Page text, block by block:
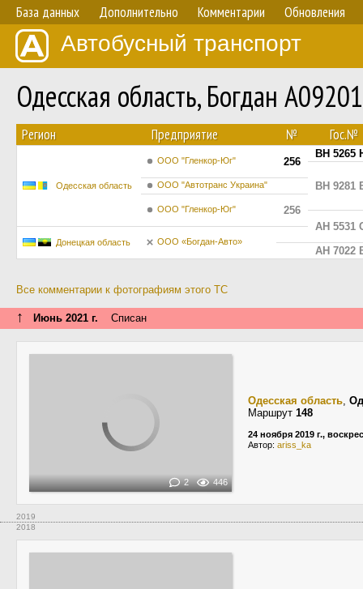
База данных Дополнительно Комментарии Обновления
Автобусный транспорт
Одесская область, Богдан
Регион Предприятие № Гос.№
Одесская область
ООО "Гленкор-Юг" 256
BH 5265
BH 9281
ООО "Автотранс Украина"
ООО "Гленкор-Юг"
256
AH 5531
Донецкая область ООО «Богдан-Авто»
AH 7022
Все комментарии к фотографиям этого ТС
↑ Июнь 2021 г. Списан
2 446
Одесская область,
Маршрут 148
24 ноября 2019 г.,
Автор: ariss_ka
2019
2018